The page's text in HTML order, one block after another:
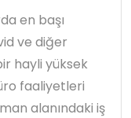
en başı
ve diğer
hayli yüksek
faaliyetleri
alanındaki iş